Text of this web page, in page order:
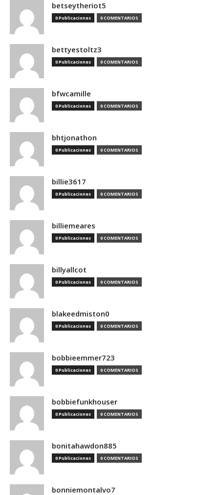
betseytheriot5
0 Publicaciones 0 COMENTARIOS
bettyestoltz3
0 Publicaciones 0 COMENTARIOS
bfwcamille
0 Publicaciones 0 COMENTARIOS
bhtjonathon
0 Publicaciones 0 COMENTARIOS
billie3617
0 Publicaciones 0 COMENTARIOS
billiemeares
0 Publicaciones 0 COMENTARIOS
billyallcot
0 Publicaciones 0 COMENTARIOS
blakeedmiston0
0 Publicaciones 0 COMENTARIOS
bobbieemmer723
0 Publicaciones 0 COMENTARIOS
bobbiefunkhouser
0 Publicaciones 0 COMENTARIOS
bonitahawdon885
0 Publicaciones 0 COMENTARIOS
bonniemontalvo7